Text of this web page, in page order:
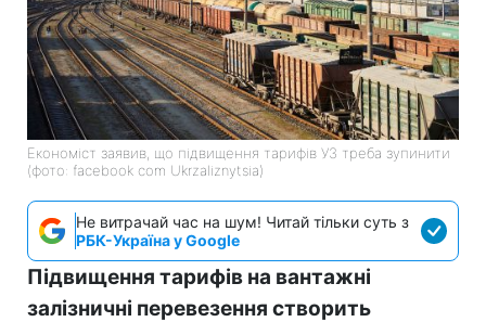
Економіст заявив, що підвищення тарифів УЗ треба зупинити
(фото: facebook com Ukrzaliznytsia)
Не витрачай час на шум! Читай тільки суть з
РБК-Україна у Google
Підвищення тарифів на вантажні
залізничні перевезення створить